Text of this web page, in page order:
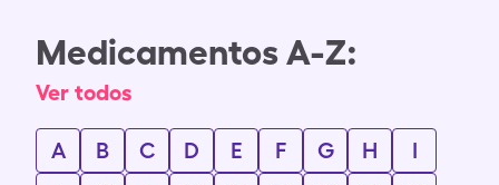
Medicamentos A-Z:
Ver todos
A B C D E F G H
I